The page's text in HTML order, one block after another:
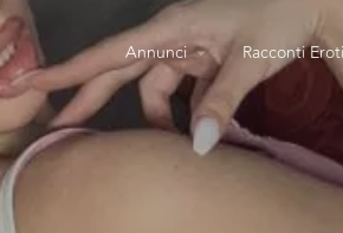
Annunci Racconti